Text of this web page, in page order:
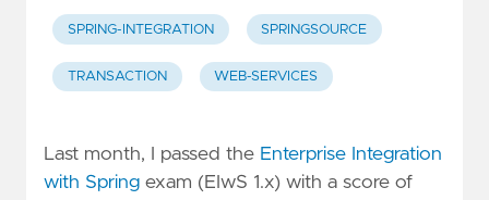
SPRING-INTEGRATION SPRINGSOURCE
TRANSACTION WEB-SERVICES
Last month, I passed the Enterprise Integration
with Spring exam (EIwS 1.x) with a score of